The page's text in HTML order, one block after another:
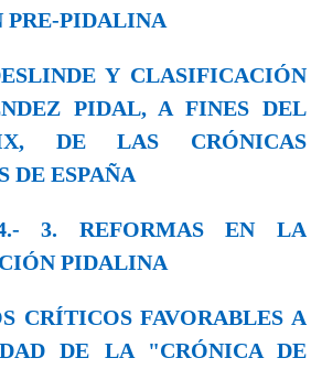
PRE-PIDALINA
Y CLASIFICACIÓN
PIDAL, A FINES DEL
DE LAS CRÓNICAS
DE ESPAÑA
3. REFORMAS EN LA
PIDALINA
CRÍTICOS FAVORABLES A
DE LA "CRÓNICA DE